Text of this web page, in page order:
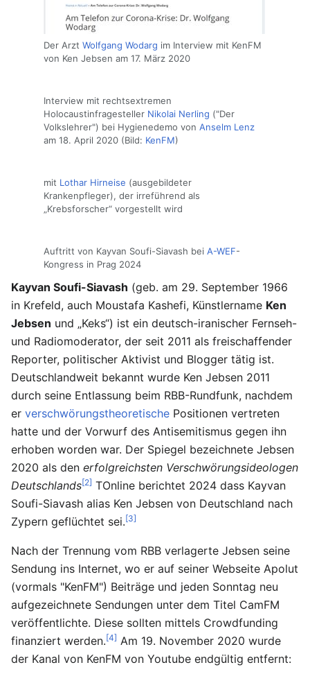
Der Arzt Wolfgang Wodarg im Interview mit KenFM
von Ken Jebsen am 17. März 2020
Interview mit rechtsextremen
Holocaustinfragesteller Nikolai Nerling ("Der
Volkslehrer") bei Hygienedemo von Anselm Lenz
am 18. April 2020 (Bild: KenFM)
mit Lothar Hirneise (ausgebildeter
Krankenpfleger), der irreführend als
„Krebsforscher“ vorgestellt wird
Auftritt von Kayvan Soufi-Siavash bei A-WEF-
Kongress in Prag 2024
Kayvan Soufi-Siavash (geb. am 29. September 1966
in Krefeld, auch Moustafa Kashefi, Künstlername Ken
Jebsen und „Keks“) ist ein deutsch-iranischer Fernseh-
und Radiomoderator, der seit 2011 als freischaffender
Reporter, politischer Aktivist und Blogger tätig ist.
Deutschlandweit bekannt wurde Ken Jebsen 2011
durch seine Entlassung beim RBB-Rundfunk, nachdem
er verschwörungstheoretische Positionen vertreten
hatte und der Vorwurf des Antisemitismus gegen ihn
erhoben worden war. Der Spiegel bezeichnete Jebsen
2020 als den erfolgreichsten Verschwörungsideologen
Deutschlands[2] TOnline berichtet 2024 dass Kayvan
Soufi-Siavash alias Ken Jebsen von Deutschland nach
Zypern geflüchtet sei.[3]
Nach der Trennung vom RBB verlagerte Jebsen seine
Sendung ins Internet, wo er auf seiner Webseite Apolut
(vormals "KenFM") Beiträge und jeden Sonntag neu
aufgezeichnete Sendungen unter dem Titel CamFM
veröffentlichte. Diese sollten mittels Crowdfunding
finanziert werden.[4] Am 19. November 2020 wurde
der Kanal von KenFM von Youtube endgültig entfernt: